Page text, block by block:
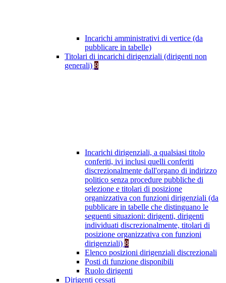
Incarichi amministrativi di vertice (da
pubblicare in tabelle)
Titolari di incarichi dirigenziali (dirigenti non
generali) 8
Incarichi dirigenziali, a qualsiasi titolo
conferiti, ivi inclusi quelli conferiti
discrezionalmente dall'organo di indirizzo
politico senza procedure pubbliche di
selezione e titolari di posizione
organizzativa con funzioni dirigenziali (da
pubblicare in tabelle che distinguano le
seguenti situazioni: dirigenti, dirigenti
individuati discrezionalmente, titolari di
posizione organizzativa con funzioni
dirigenziali) 8
Elenco posizioni dirigenziali discrezionali
Posti di funzione disponibili
Ruolo dirigenti
Dirigenti cessati